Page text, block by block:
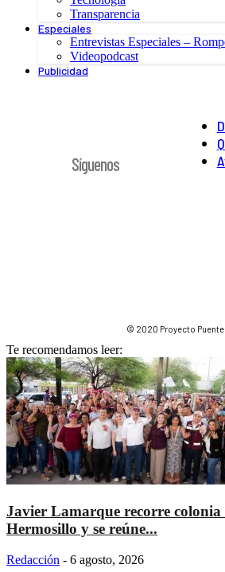
Transparencia
Especiales
Entrevistas Especiales –
Videopodcast
Publicidad
Síguenos
© 2020 Proyecto
Te recomendamos leer:
Javier Lamarque recorre
Hermosillo y se reúne...
Redacción - 6 agosto, 2026